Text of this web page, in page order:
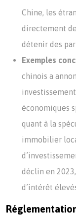
Chine, les
directement
détenir des
Exemples
chinois a
économiques
quant à la
immobilier
déclin en
d’intérêt